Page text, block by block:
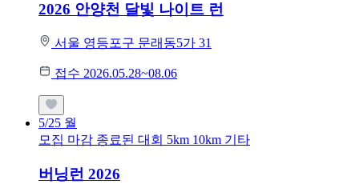
2026 안양천 달빛 나이트 런
서울 영등포구 문래동5가 31
접수 2026.05.28~08.06
5/25 월
모집 마감 종료된 대회 5km 10km 기타
버닝런 2026